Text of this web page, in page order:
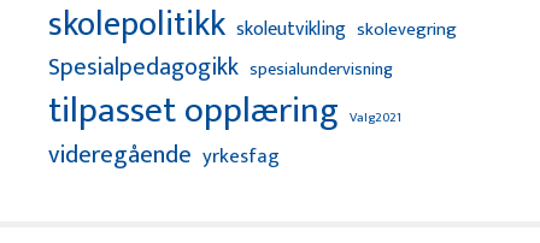
skolepolitikk skoleutvikling skolevegring
Spesialpedagogikk spesialundervisning
tilpasset opplæring Valg2021
videregående yrkesfag